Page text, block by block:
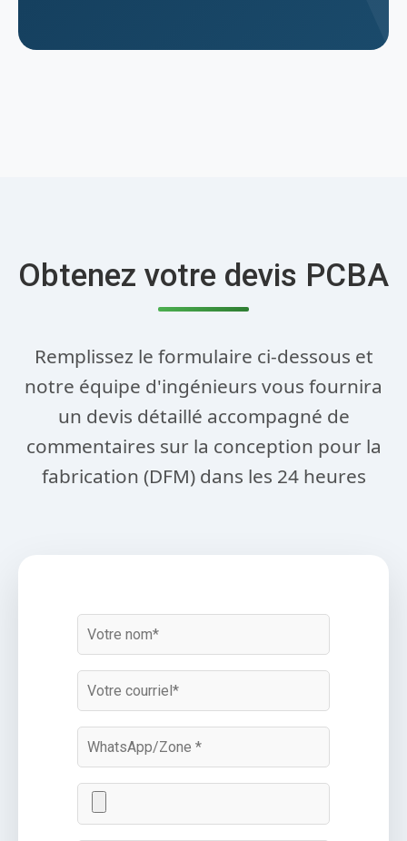
Obtenez votre devis PCBA
Remplissez le formulaire ci-dessous et
notre équipe d'ingénieurs vous fournira
un devis détaillé accompagné de
commentaires sur la conception pour la
fabrication (DFM) dans les 24 heures